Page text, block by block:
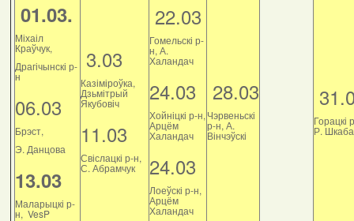
01.03.
Міхаіл
Краўчук,
Драгічынскі р-
н
06.03
Брэст,
Э. Данцова
13.03
Маларыцкі р-
н, VesP
3.03
Казіміроўка,
Дзьмітрый
Якубовіч
11.03
Свіслацкі р-н,
С. Абрамчук
22.03
Гомельскі р-
н, А.
Халандач
24.03
Хойніцкі р-н,
Арцём
Халандач
24.03
Лоеўскі р-н,
Арцём
Халандач
28.03
Чэрвеньскі
р-н, А.
Вінчэўскі
Горацкі
Р.